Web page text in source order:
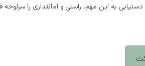
دستیابی به این مهم، راستی و امانتداری را